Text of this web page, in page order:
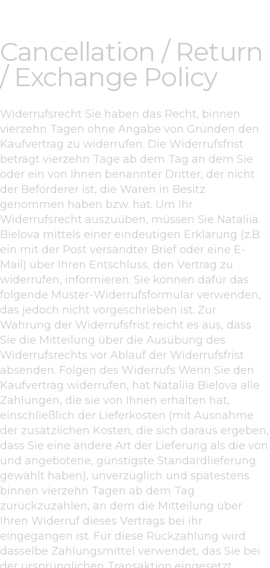
Cancellation / Return
/ Exchange Policy
Widerrufsrecht Sie haben das Recht, binnen
vierzehn Tagen ohne Angabe von Gründen den
Kaufvertrag zu widerrufen. Die Widerrufsfrist
beträgt vierzehn Tage ab dem Tag an dem Sie
oder ein von Ihnen benannter Dritter, der nicht
der Beförderer ist, die Waren in Besitz
genommen haben bzw. hat. Um Ihr
Widerrufsrecht auszuüben, müssen Sie Nataliia
Bielova mittels einer eindeutigen Erklärung (z.B.
ein mit der Post versandter Brief oder eine E-
Mail) über Ihren Entschluss, den Vertrag zu
widerrufen, informieren. Sie können dafür das
folgende Muster-Widerrufsformular verwenden,
das jedoch nicht vorgeschrieben ist. Zur
Wahrung der Widerrufsfrist reicht es aus, dass
Sie die Mitteilung über die Ausübung des
Widerrufsrechts vor Ablauf der Widerrufsfrist
absenden. Folgen des Widerrufs Wenn Sie den
Kaufvertrag widerrufen, hat Nataliia Bielova alle
Zahlungen, die sie von Ihnen erhalten hat,
einschließlich der Lieferkosten (mit Ausnahme
der zusätzlichen Kosten, die sich daraus ergeben,
dass Sie eine andere Art der Lieferung als die von
und angebotene, günstigste Standardlieferung
gewählt haben), unverzüglich und spätestens
binnen vierzehn Tagen ab dem Tag
zurückzuzahlen, an dem die Mitteilung über
Ihren Widerruf dieses Vertrags bei ihr
eingegangen ist. Für diese Rückzahlung wird
dasselbe Zahlungsmittel verwendet, das Sie bei